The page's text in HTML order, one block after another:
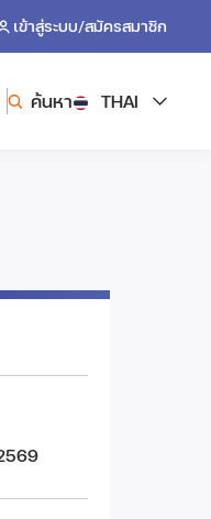
เข้าสู่ระบบ/สมัครสมาชิก
ค้นหา THAI